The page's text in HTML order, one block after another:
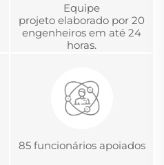
Equipe
projeto elaborado por 20
engenheiros em até 24
horas.
85 funcionários apoiados